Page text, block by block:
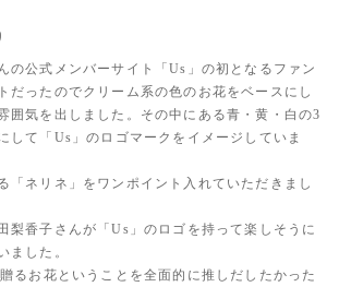
の公式メンバーサイト「Us」の初となるファン
だったのでクリーム系の色のお花をベースにし
囲気を出しました。その中にある青・黄・白の3
して「Us」のロゴマークをイメージしていま
「ネリネ」をワンポイント入れていただきまし
梨香子さんが「Us」のロゴを持って楽しそうに
ました。
るお花ということを全面的に推しだしたかった